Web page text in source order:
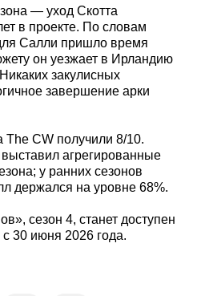
— уход Скотта
в проекте. По словам
Салли пришло время
он уезжает в Ирландию
закулисных
завершение арки
CW получили 8/10.
агрегированные
у ранних сезонов
держался на уровне 68%.
сезон 4, станет доступен
30 июня 2026 года.